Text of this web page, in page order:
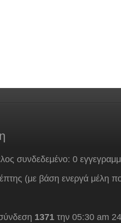
συνδεδεμένο: 0
(με βάση ενεργά μέλη
1371την 05:30 am